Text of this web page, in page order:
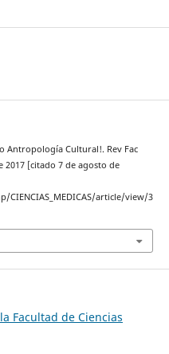
Antropología Cultural!. Rev Fac
[citado 7 de agosto de
article/view/3
Facultad de Ciencias